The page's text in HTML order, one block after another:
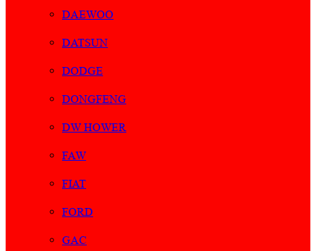
DAEWOO
DATSUN
DODGE
DONGFENG
DW HOWER
FAW
FIAT
FORD
GAC